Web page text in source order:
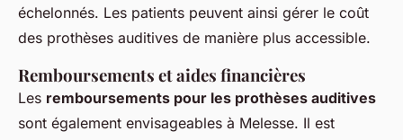
échelonnés. Les patients peuvent ainsi gérer le coût
des prothèses auditives de manière plus accessible.
Remboursements et aides financières
Les remboursements pour les prothèses auditives
sont également envisageables à Melesse. Il est